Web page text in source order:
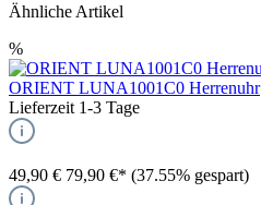
Ähnliche Artikel
%
ORIENT LUNA1001C0 Herrenuhr
Lieferzeit 1-3 Tage
49,90 € 79,90 €* (37.55% gespart)